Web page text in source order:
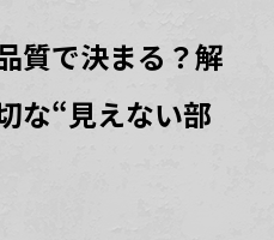
質で決まる？解
な“見えない部